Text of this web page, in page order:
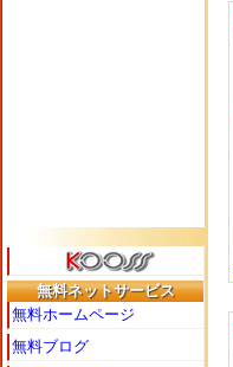
無料ネットサービス
無料ホームページ
無料ブログ